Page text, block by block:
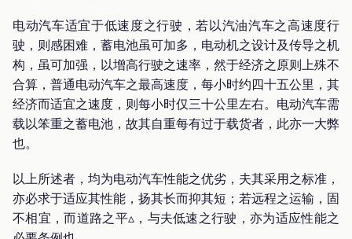
电动汽车适宜于低速度之行驶，若以汽油汽车之高速度行
驶，则感困难，蓄电池虽可加多，电动机之设计及传导之机
构，虽可加强，以增高行驶之速率，然于经济之原则上殊不
合算，普通电动汽车之最高速度，每小时约四十五公里，其
经济而适宜之速度，则每小时仅三十公里左右。电动汽车需
载以笨重之蓄电池，故其自重每有过于载货者，此亦一大弊
也。
以上所述者，均为电动汽车性能之优劣，夫其采用之标准，
亦必求于适应其性能，扬其长而抑其短；若远程之运输，固
不相宜，而道路之平▵，与夫低速之行驶，亦为适应性能之